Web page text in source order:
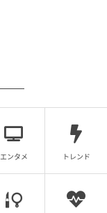
エンタメ トレンド